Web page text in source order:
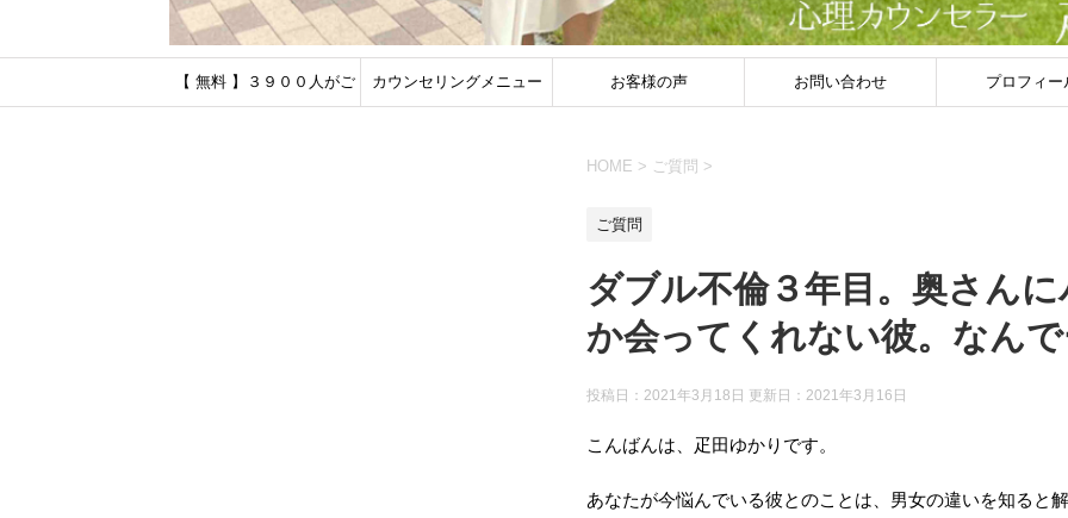
【 無料 】３９００人がご カウンセリングメニュー お客様の声 お問い合わせ プロフィー
HOME > ご質問 >
ご質問
ダブル不倫３年目。奥さん
か会ってくれない彼。なんで
投稿日：2021年3月18日 更新日： 2021年3月16日
こんばんは、疋田ゆかりです。
あなたが今悩んでいる彼とのことは、男女の違いを知ると